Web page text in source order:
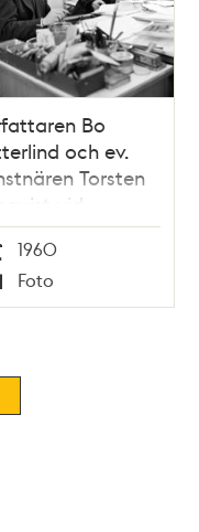
Bo
och ev.
Torsten
vid
på
56
1960
Foto